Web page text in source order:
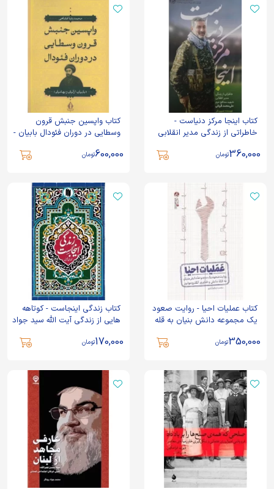
کتاب اینجا مرکز دنیاست -
خاطراتی از زندگی مدیر انقلابی
قربانی - نشر راه یار
360,000تومان
کتاب واپسین جنبش قرون
وسطایی در دوران فئودال بابیان -
جاویدان
600,000تومان
کتاب عملیات احیا - روایت صعود
یک مجموعه دانش بنیان به قله
راه یار
350,000تومان
کتاب زندگی اینجاست - کوتاهه
هایی از زندگی آیت الله سید جواد
170,000تومان